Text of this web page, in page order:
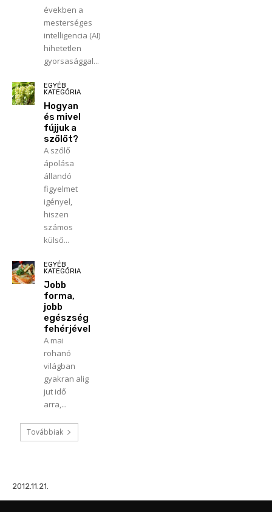
években a
mesterséges
intelligencia (AI)
hihetetlen
gyorsasággal...
EGYÉB
KATEGÓRIA
Hogyan
és mivel
fújjuk a
szőlőt?
A szőlő
ápolása
állandó
figyelmet
igényel,
hiszen
számos
külső...
EGYÉB
KATEGÓRIA
Jobb
forma,
jobb
egészség
fehérjével
A mai
rohanó
világban
gyakran alig
jut idő
arra,...
Továbbiak
2012.11.21.